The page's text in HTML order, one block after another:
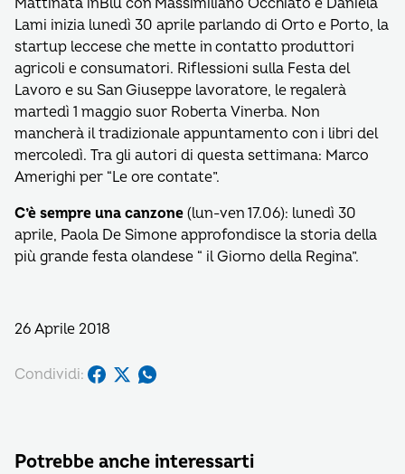
Mattinata inBlu con Massimiliano Occhiato e Daniela
Lami inizia lunedì 30 aprile parlando di Orto e Porto, la
startup leccese che mette in contatto produttori
agricoli e consumatori. Riflessioni sulla Festa del
Lavoro e su San Giuseppe lavoratore, le regalerà
martedì 1 maggio suor Roberta Vinerba. Non
mancherà il tradizionale appuntamento con i libri del
mercoledì. Tra gli autori di questa settimana: Marco
Amerighi per “Le ore contate”.
C’è sempre una canzone (lun-ven 17.06): lunedì 30
aprile, Paola De Simone approfondisce la storia della
più grande festa olandese “ il Giorno della Regina”.
26 Aprile 2018
Condividi:
Potrebbe anche interessarti